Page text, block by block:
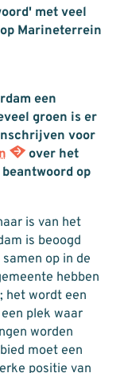
met veel
Marineterrein
een
groen is er
voor
over het
op
is van het
is beoogd
op in de
hebben
het wordt een
plek waar
worden
moet een
positie van